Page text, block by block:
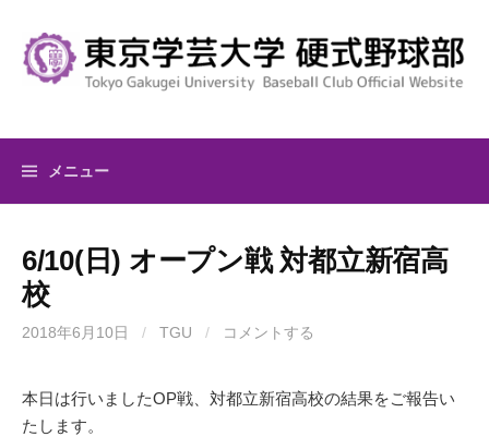
キ
メニュー
6/10(日) オープン戦 対都立新宿高
校
2018年6月10日 / TGU / コメントする
本日は行いましたOP戦、対都立新宿高校の結果をご報告い
たします。